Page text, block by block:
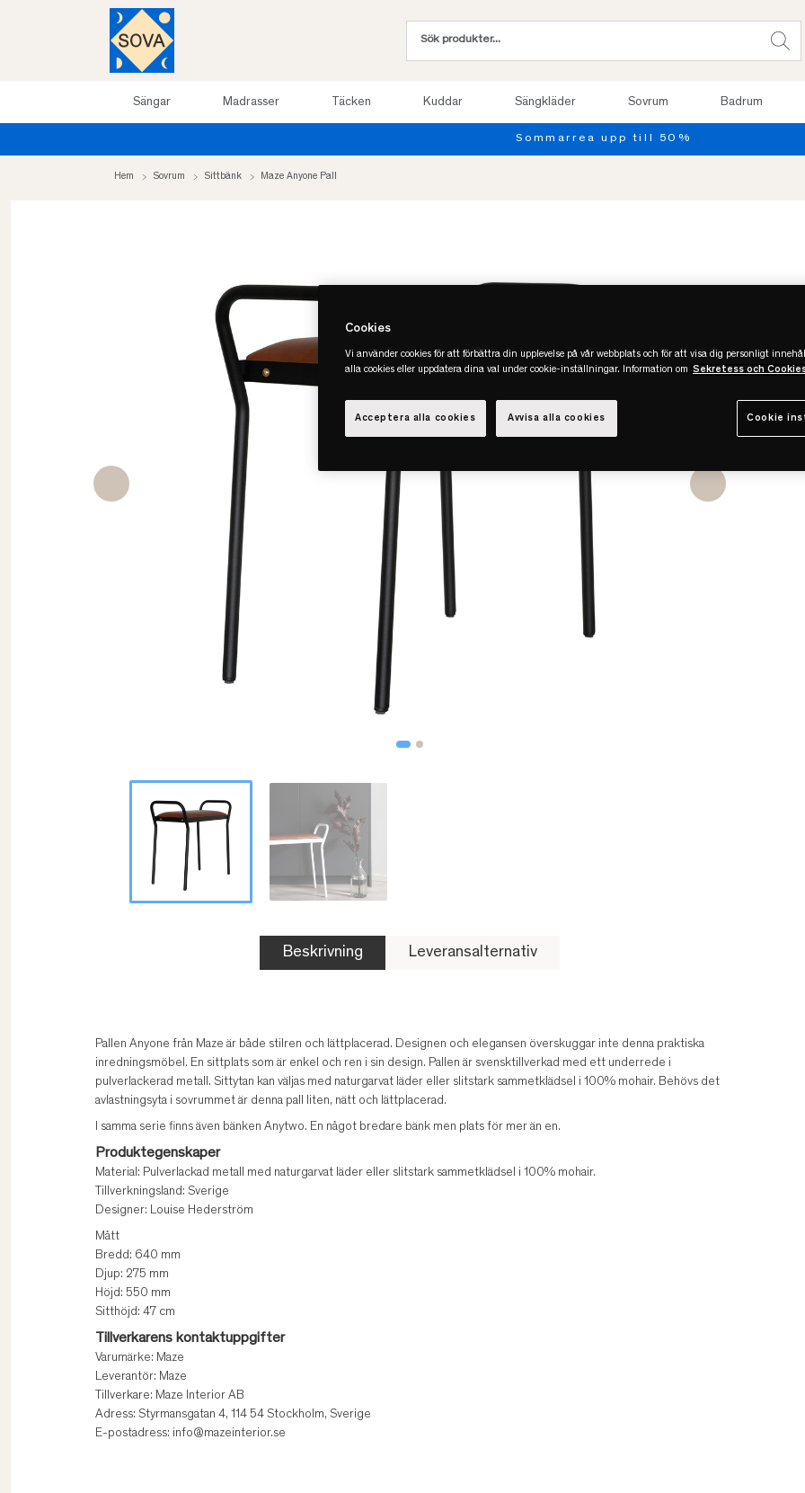
Sängar Madrasser Täcken Kuddar Sängkläder Sovrum Badrum
Sommarrea upp till 50%
Hem Sovrum Sittbänk Maze Anyone Pall
Beskrivning Leveransalternativ
Pallen Anyone från Maze är både stilren och lättplacerad. Designen och elegansen överskuggar inte denna praktiska
inredningsmöbel. En sittplats som är enkel och ren i sin design. Pallen är svensktillverkad med ett underrede i
pulverlackerad metall. Sittytan kan väljas med naturgarvat läder eller slitstark sammetklädsel i 100% mohair. Behövs det
avlastningsyta i sovrummet är denna pall liten, nätt och lättplacerad.
I samma serie finns även bänken Anytwo. En något bredare bänk men plats för mer än en.
Produktegenskaper
Material: Pulverlackad metall med naturgarvat läder eller slitstark sammetklädsel i 100% mohair.
Tillverkningsland: Sverige
Designer: Louise Hederström
Mått
Bredd: 640 mm
Djup: 275 mm
Höjd: 550 mm
Sitthöjd: 47 cm
Tillverkarens kontaktuppgifter
Varumärke: Maze
Leverantör: Maze
Tillverkare: Maze Interior AB
Adress: Styrmansgatan 4, 114 54 Stockholm, Sverige
E-postadress: info@mazeinterior.se
Cookies
Vi använder cookies för att förbättra din upplevelse på vår webbplats och för att visa dig personligt
alla cookies eller uppdatera dina val under cookie-inställningar. Information om Sekretess och
Cookie
Avvisa alla cookies
Acceptera alla cookies